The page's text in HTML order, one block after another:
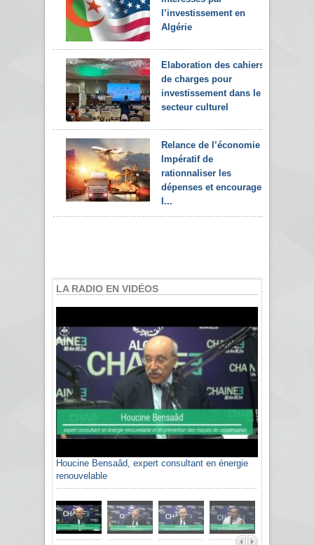
l’investissement en
Algérie
Elaboration des cahiers
de charges pour
investissement dans le
secteur culturel
Relance de l’économie :
Impératif de
rationnaliser les
dépenses et encourager
l...
LA RADIO EN VIDÉOS
Houcine Bensaâd, expert consultant en énergie
renouvelable